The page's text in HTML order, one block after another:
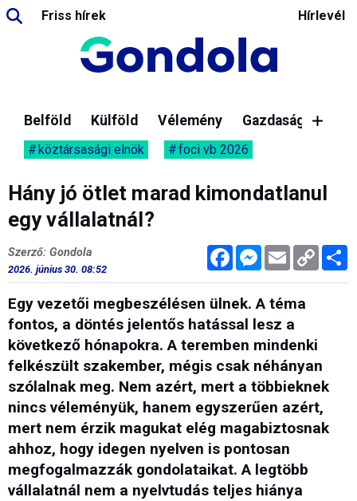
Friss hírek Hírlevél
Belföld Külföld Vélemény Gazdaság
köztársasági elnök foci vb 2026
Hány jó ötlet marad kimondatlanul
egy vállalatnál?
FacebookMessenger
Email Copy
Link
Szerző: Gondola
2026. június 30. 08:52
Egy vezetői megbeszélésen ülnek. A téma
fontos, a döntés jelentős hatással lesz a
következő hónapokra. A teremben mindenki
felkészült szakember, mégis csak néhányan
szólalnak meg. Nem azért, mert a többieknek
nincs véleményük, hanem egyszerűen azért,
mert nem érzik magukat elég magabiztosnak
ahhoz, hogy idegen nyelven is pontosan
megfogalmazzák gondolataikat. A legtöbb
vállalatnál nem a nyelvtudás teljes hiánya